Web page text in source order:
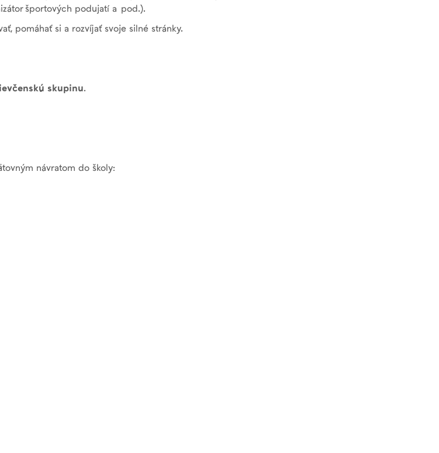
športových podujatí a pod.).
pomáhať si a rozvíjať svoje silné stránky.
skupinu.
návratom do školy: